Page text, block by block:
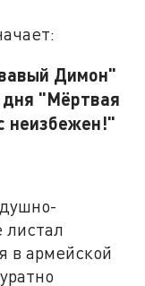
Димон"
дня "Мёртвая
неизбежен!"
в армейской